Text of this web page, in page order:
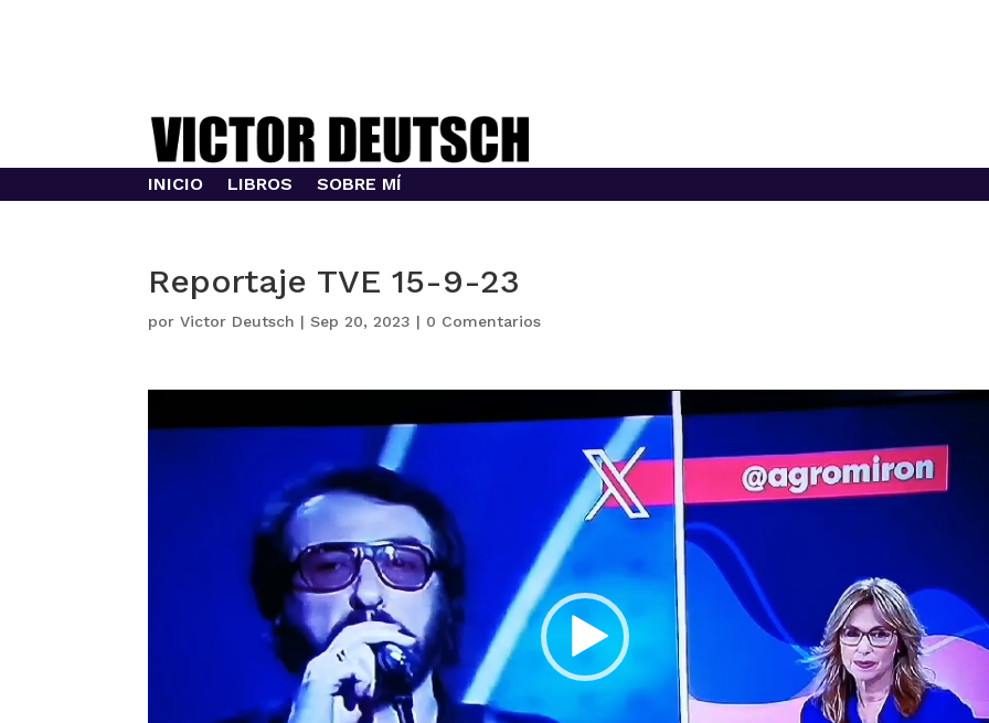
INICIO LIBROS SOBRE MÍ
Reportaje TVE 15-9-23
porVictor Deutsch |Sep 20, 2023 | 0 Comentarios
de